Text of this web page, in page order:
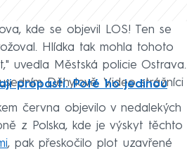
kde se objevil LOS! Ten se
Hlídka tak mohla tohoto
uvedla Městská policie Ostrava.
Děhylově. Video strážníci
propasti. Poté ho jedinou
června objevilo v nedalekých
z Polska, kde je výskyt těchto
, pak přeskočilo plot uzavřené